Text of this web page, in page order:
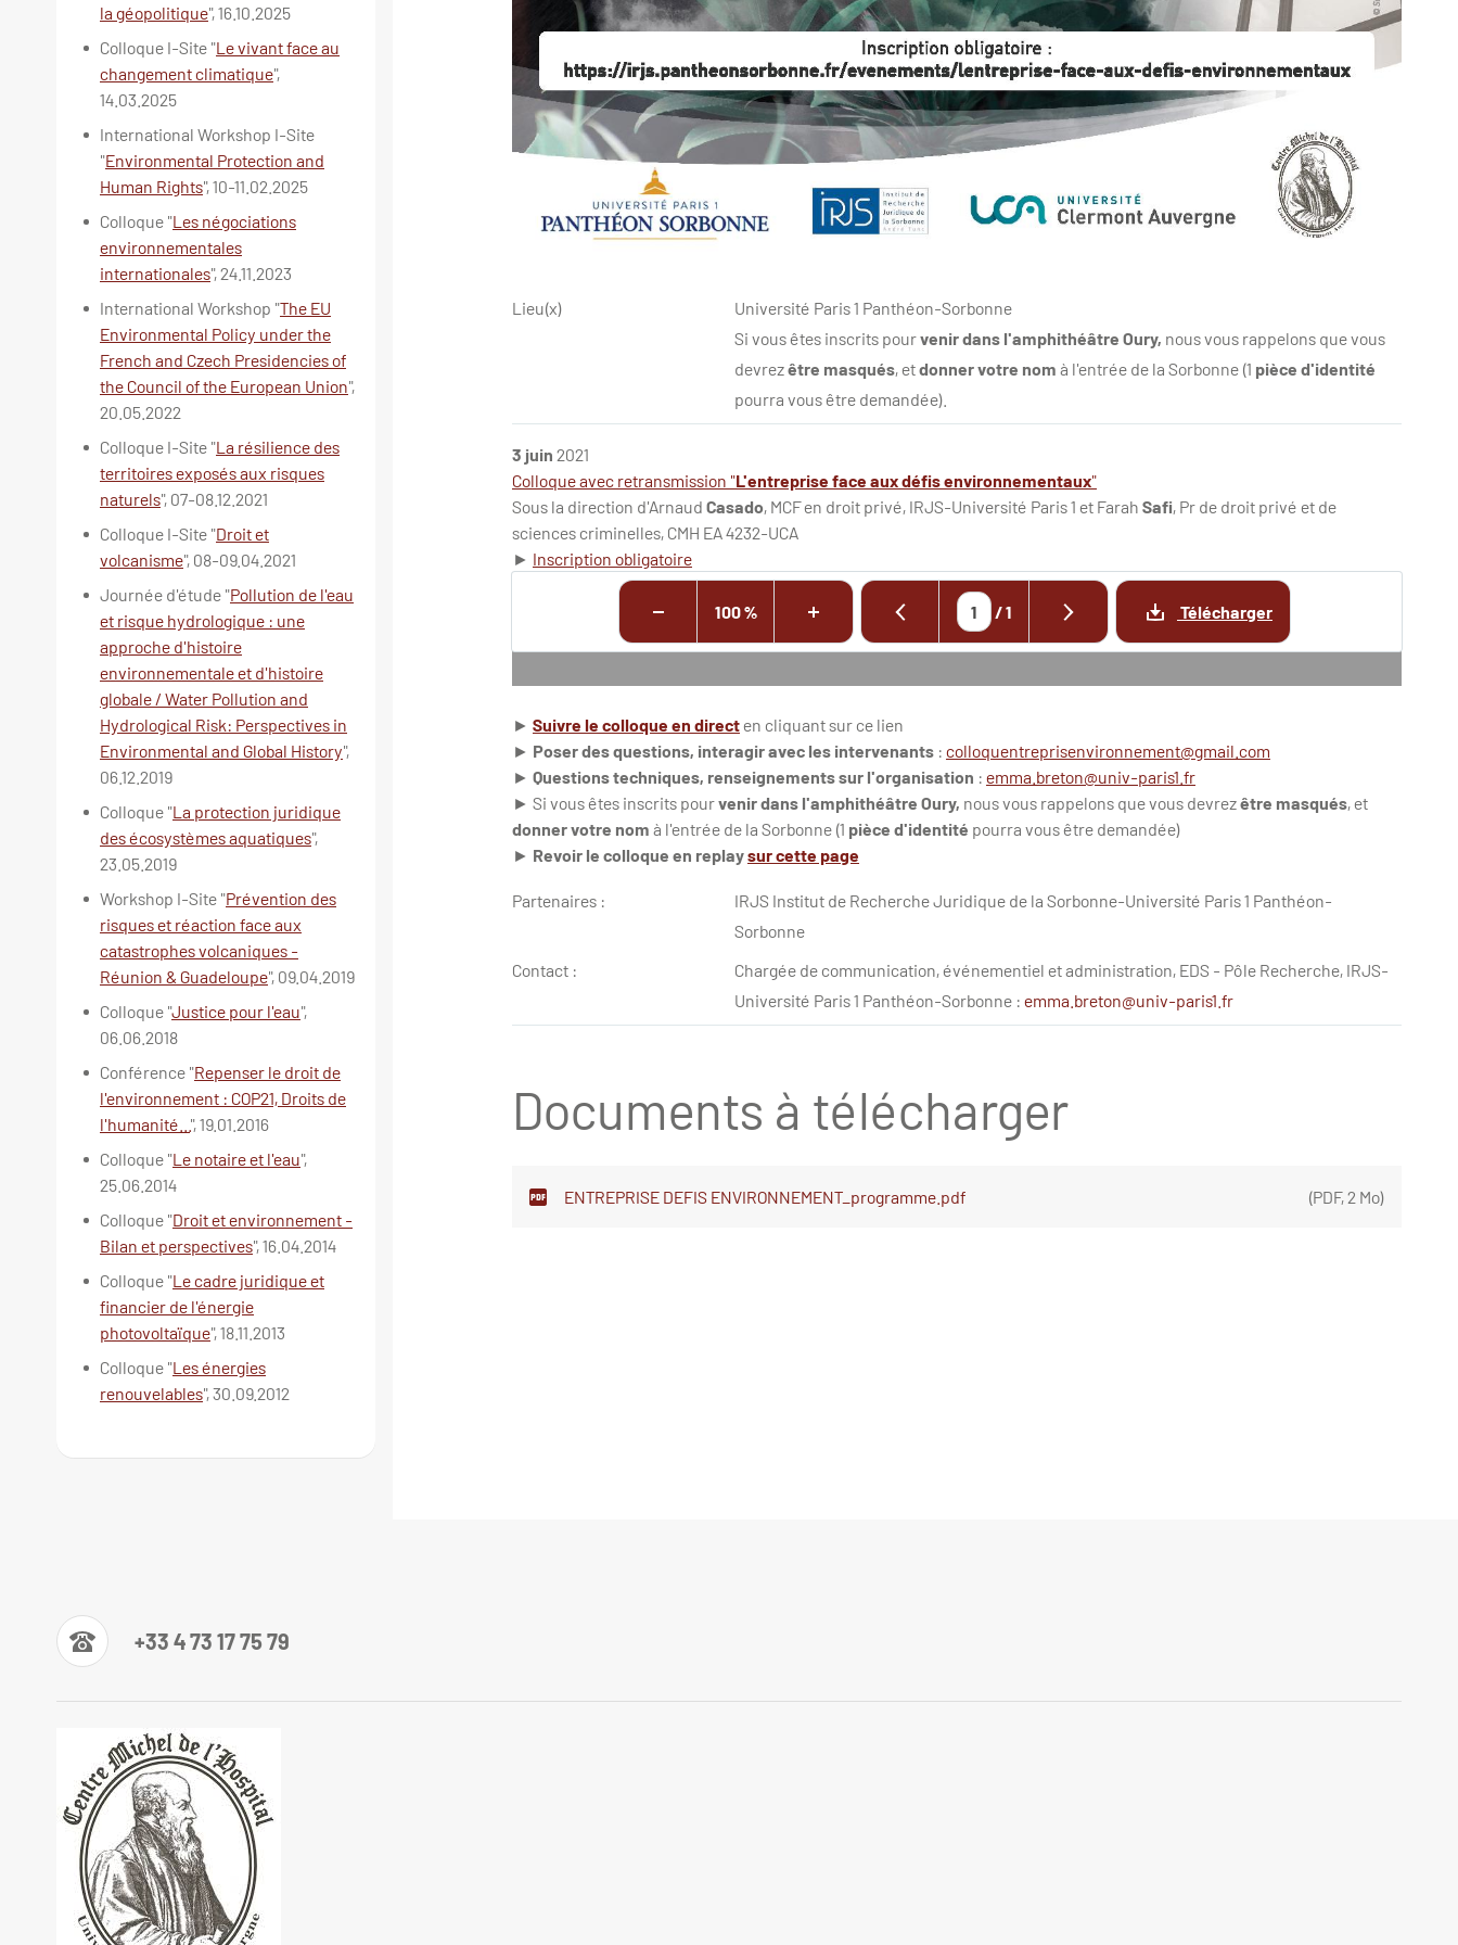
Lieu(x)
Université Paris 1 Panthéon-Sorbonne
Si vous êtes inscrits pourvenir dans l'amphithéâtre Oury, nous vous rappelons que vous
devrezêtre masqués, etdonner votre nom à l'entrée de la Sorbonne (1 pièce d'identité
pourra vous être demandée).
3 juin 2021
Colloque avec retransmission "L'entreprise face aux défis environnementaux"
Sous la direction d'Arnaud Casado, MCF en droit privé, IRJS-Université Paris 1 et Farah Safi, Pr de droit privé et de
sciences criminelles, CMH EA 4232-UCA
► Inscription obligatoire
100 % /1 Télécharger
► Suivre le colloque en directen cliquant sur ce lien
► Poser des questions, interagir avec les intervenants: colloquentreprisenvironnement@gmail.com
► Questions techniques, renseignements sur l'organisation : emma.breton@univ-paris1.fr
► Si vous êtes inscrits pourvenir dans l'amphithéâtre Oury, nous vous rappelons que vous devrezêtre masqués, et
donner votre nom à l'entrée de la Sorbonne (1 pièce d'identité pourra vous être demandée)
► Revoir le colloque en replaysur cette page
Partenaires :
IRJS Institut de Recherche Juridique de la Sorbonne-Université Paris 1 Panthéon-
Sorbonne
Contact :
Chargée de communication, événementiel et administration, EDS - Pôle Recherche, IRJS-
Université Paris 1 Panthéon-Sorbonne : emma.breton@univ-paris1.fr
Documents à télécharger
ENTREPRISE DEFIS ENVIRONNEMENT_programme.pdf (PDF,2 Mo)
la géopolitique", 16.10.2025
Colloque I-Site "Le vivant face au
changement climatique",
14.03.2025
International Workshop I-Site
"Environmental Protection and
Human Rights", 10-11.02.2025
Colloque "Les négociations
environnementales
internationales", 24.11.2023
International Workshop "The EU
Environmental Policy under the
French and Czech Presidencies of
the Council of the European Union",
20.05.2022
Colloque I-Site "La résilience des
territoires exposés aux risques
naturels", 07-08.12.2021
Colloque I-Site "Droit et
volcanisme", 08-09.04.2021
Journée d'étude "Pollution de l'eau
et risque hydrologique : une
approche d'histoire
environnementale et d'histoire
globale / Water Pollution and
Hydrological Risk: Perspectives in
Environmental and Global History",
06.12.2019
Colloque "La protection juridique
des écosystèmes aquatiques",
23.05.2019
Workshop I-Site "Prévention des
risques et réaction face aux
catastrophes volcaniques -
Réunion & Guadeloupe", 09.04.2019
Colloque "Justice pour l'eau",
06.06.2018
Conférence "Repenser le droit de
l'environnement : COP21, Droits de
l'humanité... ", 19.01.2016
Colloque "Le notaire et l'eau",
25.06.2014
Colloque "Droit et environnement -
Bilan et perspectives", 16.04.2014
Colloque "Le cadre juridique et
financier de l'énergie
photovoltaïque", 18.11.2013
Colloque "Les énergies
renouvelables", 30.09.2012
+33 4 73 17 75 79